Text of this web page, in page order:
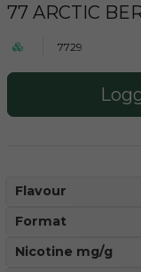
77 ARCTIC
7729
Flavour
Format
Nicotine mg/g